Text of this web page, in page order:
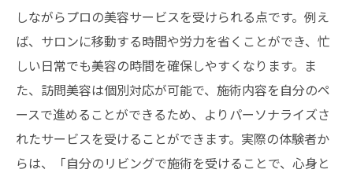
しながらプロの美容サービスを受けられる点です。例え
ば、サロンに移動する時間や労力を省くことができ、忙
しい日常でも美容の時間を確保しやすくなります。ま
た、訪問美容は個別対応が可能で、施術内容を自分のペ
ースで進めることができるため、よりパーソナライズさ
れたサービスを受けることができます。実際の体験者か
らは、「自分のリビングで施術を受けることで、心身と